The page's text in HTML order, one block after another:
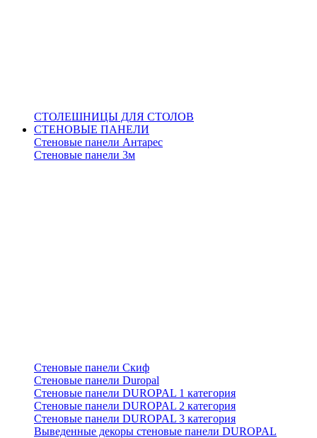
СТОЛЕШНИЦЫ ДЛЯ СТОЛОВ
СТЕНОВЫЕ ПАНЕЛИ
Стеновые панели Антарес
Стеновые панели 3м
Стеновые панели Скиф
Стеновые панели Duropal
Стеновые панели DUROPAL 1 категория
Стеновые панели DUROPAL 2 категория
Стеновые панели DUROPAL 3 категория
Выведенные декоры стеновые панели DUROPAL